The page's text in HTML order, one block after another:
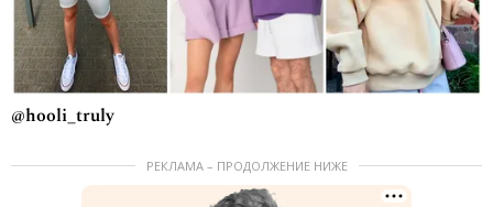
@hooli_truly
РЕКЛАМА – ПРОДОЛЖЕНИЕ НИЖЕ